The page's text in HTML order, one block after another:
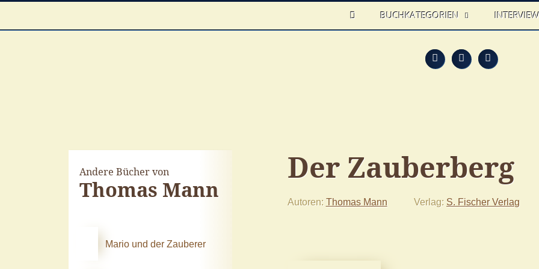
HOME
BUCHKATEGORIEN
Feed
Andere Bücher von
Thomas Mann
Mario und der Zauberer
Der Zauberberg
Autoren Thomas Mann Verlag S. Fischer Verlag